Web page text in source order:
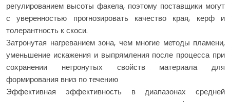
регулированием высоты факела, поэтому поставщики могут
с уверенностью прогнозировать качество края, керф и
толерантность к скоси.
Затронутая нагреванием зона, чем многие методы пламени,
уменьшение искажения и выпрямления после процесса при
сохранении нетронутых свойств материала для
формирования вниз по течению
Эффективная эффективность в диапазонах средней